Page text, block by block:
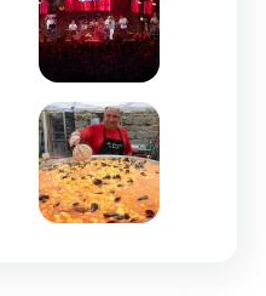
Zoom de l'image